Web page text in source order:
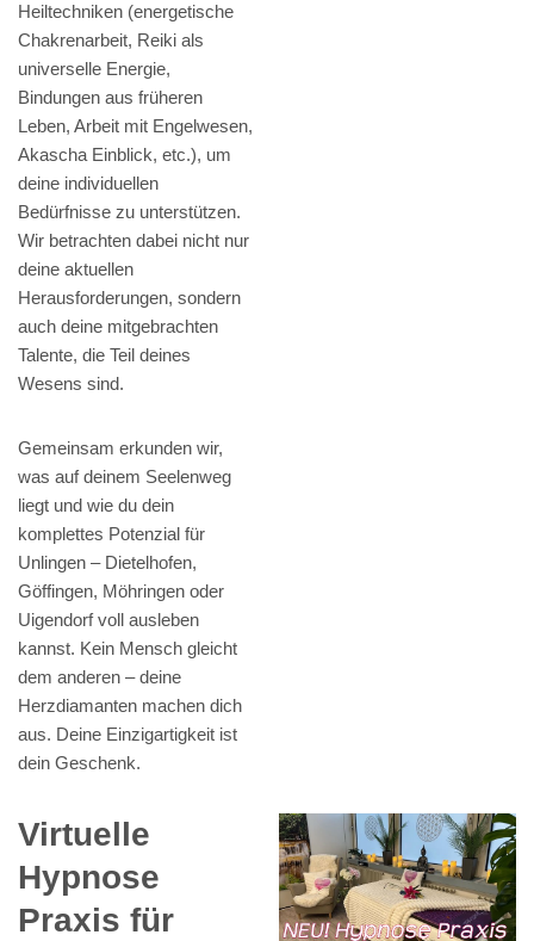
Heiltechniken (energetische
Chakrenarbeit, Reiki als
universelle Energie,
Bindungen aus früheren
Leben, Arbeit mit Engelwesen,
Akascha Einblick, etc.), um
deine individuellen
Bedürfnisse zu unterstützen.
Wir betrachten dabei nicht nur
deine aktuellen
Herausforderungen, sondern
auch deine mitgebrachten
Talente, die Teil deines
Wesens sind.
Gemeinsam erkunden wir,
was auf deinem Seelenweg
liegt und wie du dein
komplettes Potenzial für
Unlingen – Dietelhofen,
Göffingen, Möhringen oder
Uigendorf voll ausleben
kannst. Kein Mensch gleicht
dem anderen – deine
Herzdiamanten machen dich
aus. Deine Einzigartigkeit ist
dein Geschenk.
Virtuelle
Hypnose
Praxis für